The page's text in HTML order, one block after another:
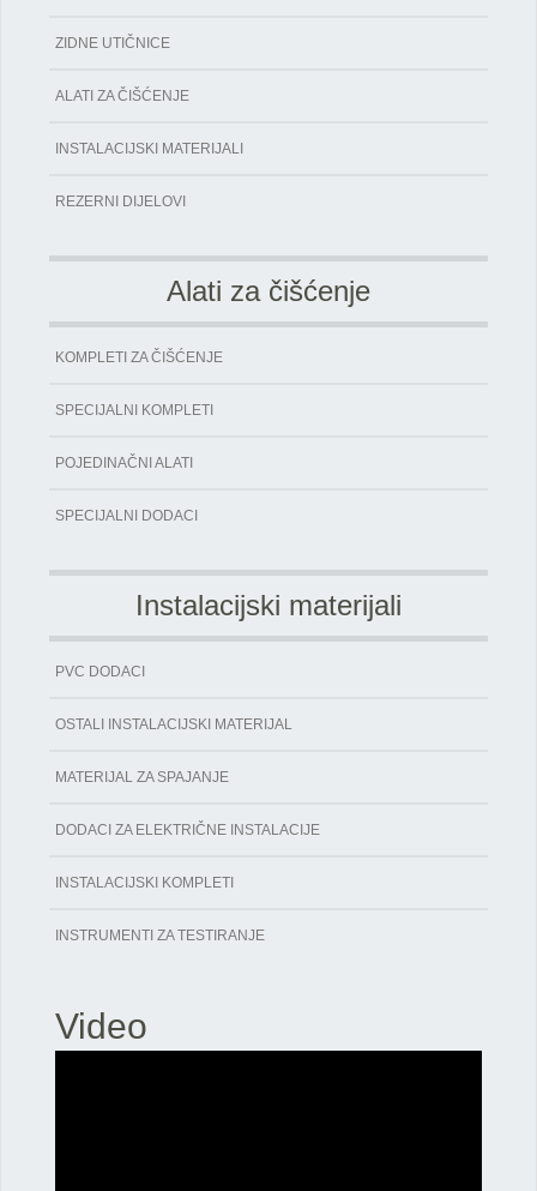
ZIDNE UTIČNICE
ALATI ZA ČIŠĆENJE
INSTALACIJSKI MATERIJALI
REZERNI DIJELOVI
Alati za čišćenje
KOMPLETI ZA ČIŠĆENJE
SPECIJALNI KOMPLETI
POJEDINAČNI ALATI
SPECIJALNI DODACI
Instalacijski materijali
PVC DODACI
OSTALI INSTALACIJSKI MATERIJAL
MATERIJAL ZA SPAJANJE
DODACI ZA ELEKTRIČNE INSTALACIJE
INSTALACIJSKI KOMPLETI
INSTRUMENTI ZA TESTIRANJE
Video